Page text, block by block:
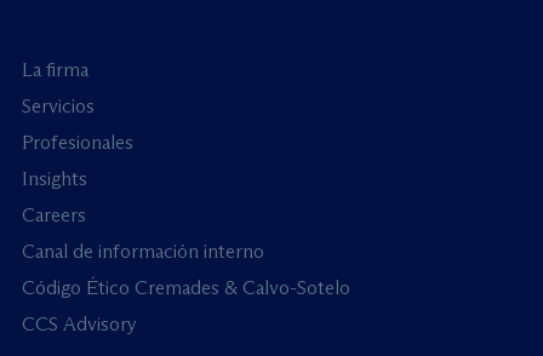
La firma
Servicios
Profesionales
Insights
Careers
Canal de información interno
Código Ético Cremades & Calvo-Sotelo
CCS Advisory